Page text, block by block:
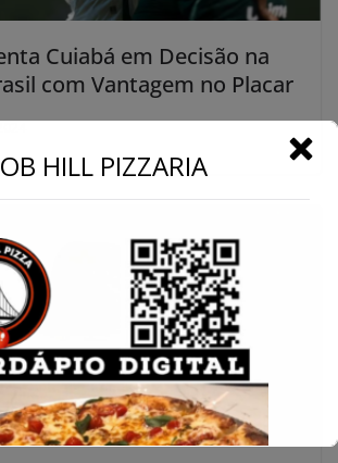
Cuiabá em Decisão na
com Vantagem no Placar
HILL PIZZARIA